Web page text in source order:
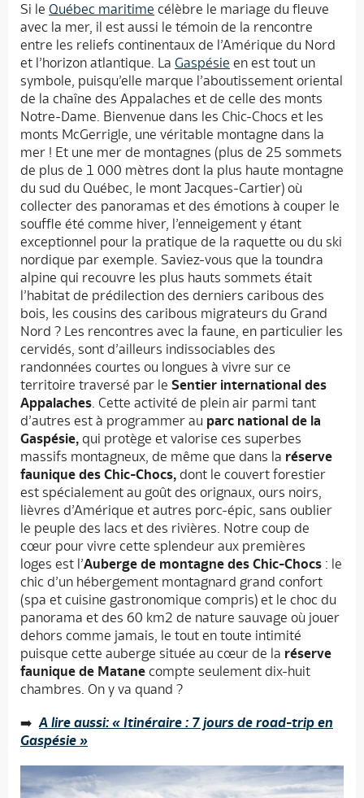
Si le Québec maritime célèbre le mariage du fleuve
avec la mer, il est aussi le témoin de la rencontre
entre les reliefs continentaux de l’Amérique du Nord
et l’horizon atlantique. La Gaspésie en est tout un
symbole, puisqu’elle marque l’aboutissement oriental
de la chaîne des Appalaches et de celle des monts
Notre-Dame. Bienvenue dans les Chic-Chocs et les
monts McGerrigle, une véritable montagne dans la
mer ! Et une mer de montagnes (plus de 25 sommets
de plus de 1 000 mètres dont la plus haute montagne
du sud du Québec, le mont Jacques-Cartier) où
collecter des panoramas et des émotions à couper le
souffle été comme hiver, l’enneigement y étant
exceptionnel pour la pratique de la raquette ou du ski
nordique par exemple. Saviez-vous que la toundra
alpine qui recouvre les plus hauts sommets était
l’habitat de prédilection des derniers caribous des
bois, les cousins des caribous migrateurs du Grand
Nord ? Les rencontres avec la faune, en particulier les
cervidés, sont d’ailleurs indissociables des
randonnées courtes ou longues à vivre sur ce
territoire traversé par le Sentier international des
Appalaches. Cette activité de plein air parmi tant
d’autres est à programmer au parc national de la
Gaspésie, qui protège et valorise ces superbes
massifs montagneux, de même que dans la réserve
faunique des Chic-Chocs, dont le couvert forestier
est spécialement au goût des orignaux, ours noirs,
lièvres d’Amérique et autres porc-épic, sans oublier
le peuple des lacs et des rivières. Notre coup de
cœur pour vivre cette splendeur aux premières
loges est l’Auberge de montagne des Chic-Chocs : le
chic d’un hébergement montagnard grand confort
(spa et cuisine gastronomique compris) et le choc du
panorama et des 60 km2 de nature sauvage où jouer
dehors comme jamais, le tout en toute intimité
puisque cette auberge située au cœur de la réserve
faunique de Matane compte seulement dix-huit
chambres. On y va quand ?
➡️A lire aussi: « Itinéraire : 7 jours de road-trip en
Gaspésie »